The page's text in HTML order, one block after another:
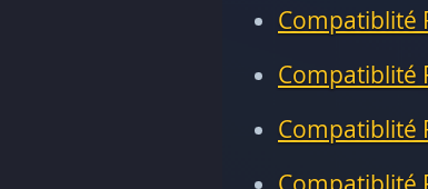
Compatiblité
Compatiblité
Compatiblité